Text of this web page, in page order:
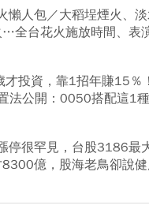
懶人包／大稻埕煙火、淡
全台花火施放時間、表
才投資，靠1招年賺15％
法公開：0050搭配這1
停很罕見，台股3186最
億，股海老鳥卻說